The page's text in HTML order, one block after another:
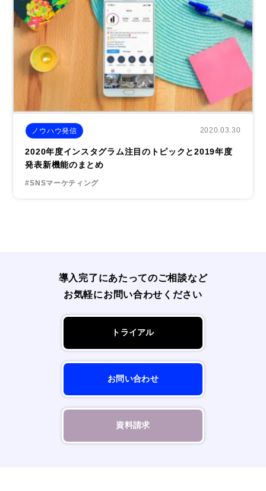
ノウハウ発信 2020.03.30
2020年度インスタグラム注目のトピックと2019年度
発表新機能のまとめ
#SNSマーケティング
導入完了にあたってのご相談など
お気軽にお問い合わせください
トライアル
お問い合わせ
資料請求